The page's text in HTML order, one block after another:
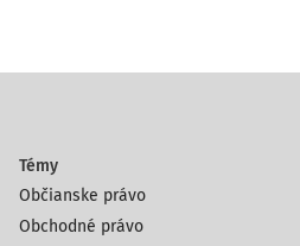
Témy
Občianske právo
Obchodné právo